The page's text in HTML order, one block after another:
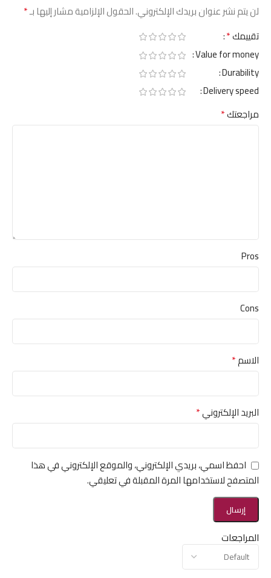
المراجعات
لن يتم نشر عنوان بريدك الإلكتروني.الحقول الإلزامية مشار إليها بـ*
تقييمك*
Value for money
Durability
Delivery speed
مراجعتك*
Pros
Cons
الاسم*
البريد الإلكتروني*
احفظ اسمي، بريدي الإلكتروني، والموقع الإلكتروني في هذا
المتصفح لاستخدامها المرة المقبلة في تعليقي.